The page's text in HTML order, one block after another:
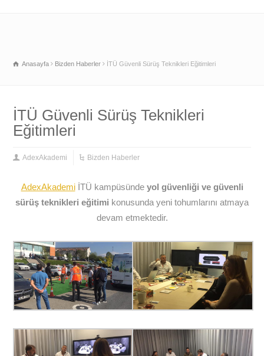
Anasayfa Bizden Haberler İTÜ Güvenli Sürüş Teknikleri Eğitimleri
İTÜ Güvenli Sürüş Teknikleri
Eğitimleri
AdexAkademi Bizden Haberler
AdexAkademiİTÜ kampüsünde yol güvenliği ve güvenli
sürüş teknikleri eğitimi konusunda yeni tohumlarını atmaya
devam etmektedir.